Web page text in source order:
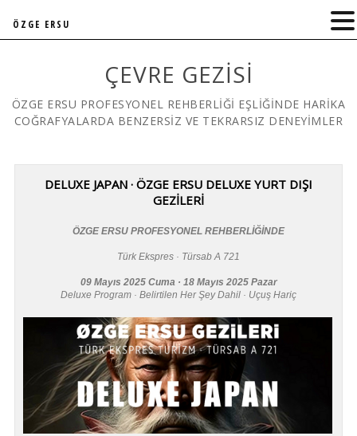
ÇEVRE GEZISI
ÖZGE ERSU PROFESYONEL REHBERLİĞİ EŞLİĞİNDE HARİKA
COĞRAFYALARDA BENZERSİZ VE TEKRARSIZ DENEYİMLER
DELUXE JAPAN · ÖZGE ERSU DELUXE YURT DIŞI
GEZİLERİ
ÖZGE ERSU PROFESYONEL REHBERLİĞİNDE
Türk Ekspres · Türsab A 721
09 Mayıs 2025 Cuma · 18 Mayıs 2025 Pazar
Deluxe Program · Belirtilen Her Şey Dahil · Uçuş Hariç
ÖZGE ERSU